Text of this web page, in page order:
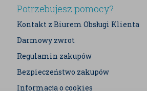
Potrzebujesz pomocy?
Kontakt z Biurem Obsługi Klienta
Darmowy zwrot
Regulamin zakupów
Bezpieczeństwo zakupów
Informacja o cookies